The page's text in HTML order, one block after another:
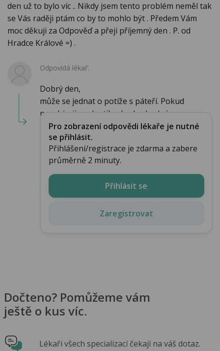
den už to bylo víc .. Nikdy jsem tento problém neměl tak
se Vás raději ptám co by to mohlo být . Předem Vám
moc děkuji za Odpověď a přeji příjemný den . P. od
Hradce Králové =) .
Odpovídá lékař:
Dobrý den,
může se jednat o potíže s páteří. Pokud
nezabírají analgetika, bude vhodné n...
Pro zobrazení odpovědi lékaře je nutné
se přihlásit.
Přihlášení/registrace je zdarma a zabere
průměrně 2 minuty.
Přihlásit se
Zaregistrovat
Dočteno? Pomůžeme vám
ještě o kus víc.
Lékaři všech specializací čekají na váš dotaz.